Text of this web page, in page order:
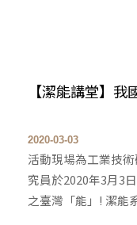
【潔能講堂】
2020-03-03
活動現場為工業技
究員於2020年3月3
之臺灣「能」! 潔能